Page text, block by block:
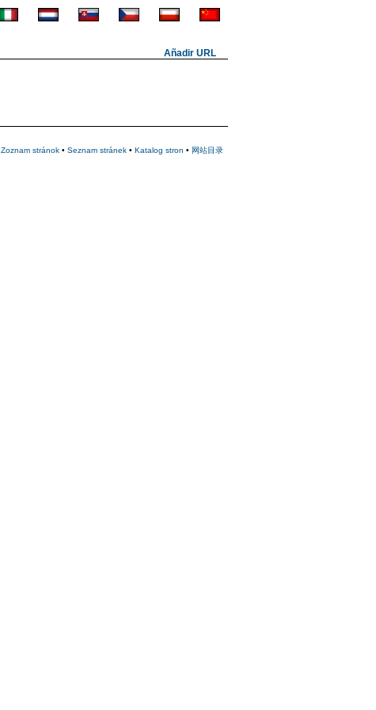
Añadir URL
Zoznam stránok • Seznam stránek • Katalog stron • 网站目录